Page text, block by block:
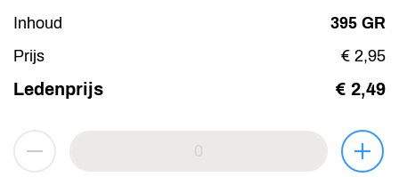
Inhoud
395 GR
Prijs
€ 2,95
Ledenprijs € 2,49